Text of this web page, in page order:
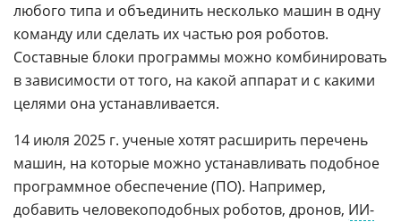
любого типа и объединить несколько машин в одну
команду или сделать их частью роя роботов.
Составные блоки программы можно комбинировать
в зависимости от того, на какой аппарат и с какими
целями она устанавливается.
14 июля 2025 г. ученые хотят расширить перечень
машин, на которые можно устанавливать подобное
программное обеспечение (ПО). Например,
добавить человекоподобных роботов, дронов, ИИ-